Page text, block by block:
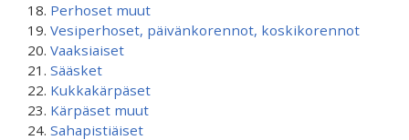
Perhoset muut
Vesiperhoset, päivänkorennot, koskikorennot
Vaaksiaiset
Sääsket
Kukkakärpäset
Kärpäset muut
Sahapistiäiset